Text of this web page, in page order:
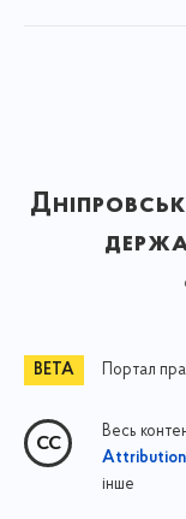
Портал
Весь
Attribution
інше